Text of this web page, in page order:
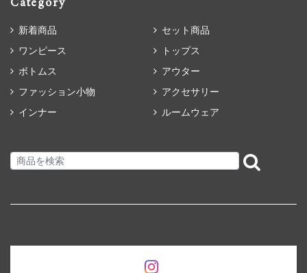
新着商品
セット商品
ワンピース
トップス
ボトムス
アウター
ファッション小物
アクセサリー
インナー
ルームウェア